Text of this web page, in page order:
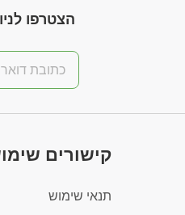
הצטרפו
קישורים
תנאי שימוש